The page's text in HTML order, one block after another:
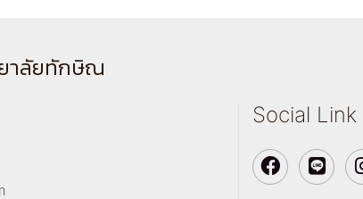
าลัยทักษิณ
Social Link